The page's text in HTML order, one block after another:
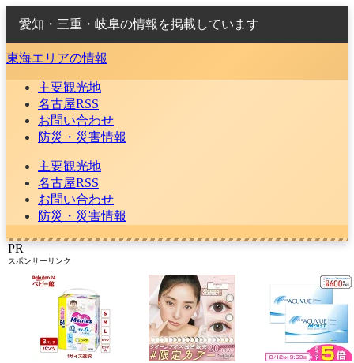
愛知・三重・岐阜の情報を掲載しています
東海エリアの情報
主要観光地
名古屋RSS
お問い合わせ
防災・災害情報
主要観光地
名古屋RSS
お問い合わせ
防災・災害情報
PR
スポンサーリンク